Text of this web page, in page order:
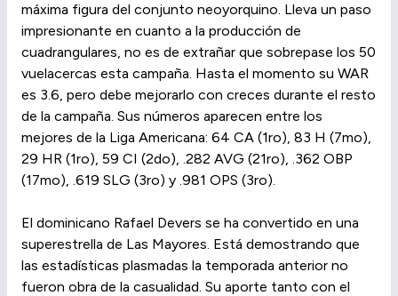
máxima figura del conjunto neoyorquino. Lleva un paso
impresionante en cuanto a la producción de
cuadrangulares, no es de extrañar que sobrepase los 50
vuelacercas esta campaña. Hasta el momento su WAR
es 3.6, pero debe mejorarlo con creces durante el resto
de la campaña. Sus números aparecen entre los
mejores de la Liga Americana: 64 CA (1ro), 83 H (7mo),
29 HR (1ro), 59 CI (2do), .282 AVG (21ro), .362 OBP
(17mo), .619 SLG (3ro) y .981 OPS (3ro).
El dominicano Rafael Devers se ha convertido en una
superestrella de Las Mayores. Está demostrando que
las estadísticas plasmadas la temporada anterior no
fueron obra de la casualidad. Su aporte tanto con el